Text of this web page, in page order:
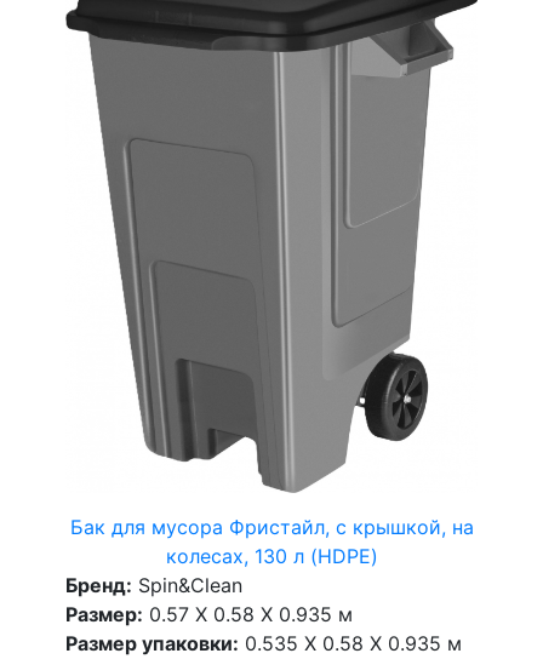
Бак для мусора Фристайл, с крышкой, на
колесах, 130 л (HDPE)
Бренд: Spin&Clean
Размер: 0.57 X 0.58 X 0.935 м
Размер упаковки: 0.535 X 0.58 X 0.935 м